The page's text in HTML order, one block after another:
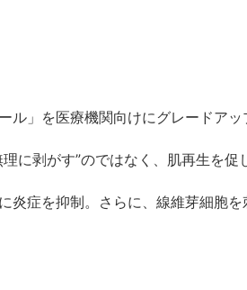
ル」を医療機関向けにグレードアッ
に剥がす”のではなく、肌再生を促
炎症を抑制。さらに、線維芽細胞